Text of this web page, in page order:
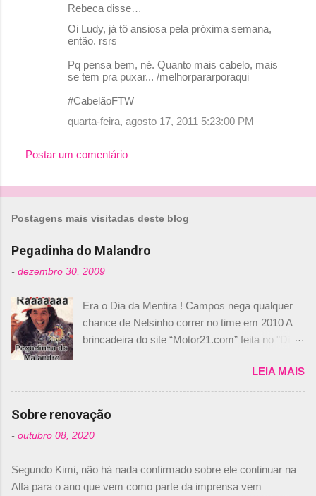
Rebeca disse…
Oi Ludy, já tô ansiosa pela próxima semana,
então. rsrs
Pq pensa bem, né. Quanto mais cabelo, mais
se tem pra puxar... /melhorpararporaqui
#CabelãoFTW
quarta-feira, agosto 17, 2011 5:23:00 PM
Postar um comentário
Postagens mais visitadas deste blog
Pegadinha do Malandro
- dezembro 30, 2009
Era o Dia da Mentira ! Campos nega qualquer
chance de Nelsinho correr no time em 2010 A
brincadeira do site “Motor21.com” feita no "Día
de abril –, afirmando que Nelson Piquet havia
comprado 15% das ações da Campos, dando,
com isso, um lugar no time a Nelsinho Piquet,
foi esclarecida de uma vez por todas por
Daniele Audetto, diretor da escuderia. O
não será o companheiro de Bruno Senna em
2010. "Na verdade, nós recebemos uma oferta
LEIA MAIS
Sobre renovação
- outubro 08, 2020
Segundo Kimi, não há nada confirmado sobre ele continuar na
Alfa para o ano que vem como parte da imprensa vem